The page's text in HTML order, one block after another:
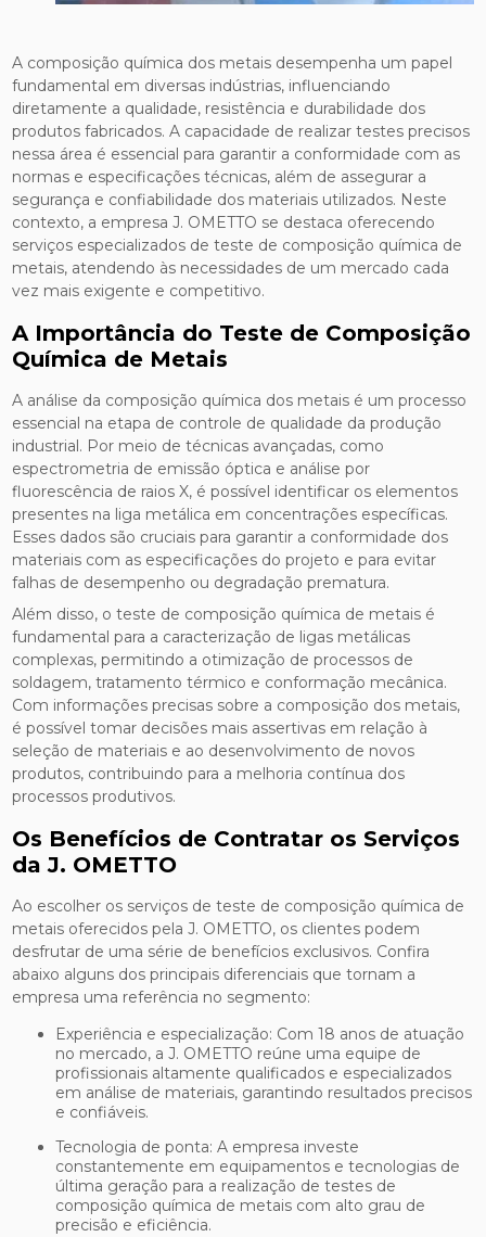
A composição química dos metais desempenha um papel
fundamental em diversas indústrias, influenciando
diretamente a qualidade, resistência e durabilidade dos
produtos fabricados. A capacidade de realizar testes precisos
nessa área é essencial para garantir a conformidade com as
normas e especificações técnicas, além de assegurar a
segurança e confiabilidade dos materiais utilizados. Neste
contexto, a empresa J. OMETTO se destaca oferecendo
serviços especializados de teste de composição química de
metais, atendendo às necessidades de um mercado cada
vez mais exigente e competitivo.
A Importância do Teste de Composição
Química de Metais
A análise da composição química dos metais é um processo
essencial na etapa de controle de qualidade da produção
industrial. Por meio de técnicas avançadas, como
espectrometria de emissão óptica e análise por
fluorescência de raios X, é possível identificar os elementos
presentes na liga metálica em concentrações específicas.
Esses dados são cruciais para garantir a conformidade dos
materiais com as especificações do projeto e para evitar
falhas de desempenho ou degradação prematura.
Além disso, o teste de composição química de metais é
fundamental para a caracterização de ligas metálicas
complexas, permitindo a otimização de processos de
soldagem, tratamento térmico e conformação mecânica.
Com informações precisas sobre a composição dos metais,
é possível tomar decisões mais assertivas em relação à
seleção de materiais e ao desenvolvimento de novos
produtos, contribuindo para a melhoria contínua dos
processos produtivos.
Os Benefícios de Contratar os Serviços
da J. OMETTO
Ao escolher os serviços de teste de composição química de
metais oferecidos pela J. OMETTO, os clientes podem
desfrutar de uma série de benefícios exclusivos. Confira
abaixo alguns dos principais diferenciais que tornam a
empresa uma referência no segmento:
Experiência e especialização: Com 18 anos de atuação
no mercado, a J. OMETTO reúne uma equipe de
profissionais altamente qualificados e especializados
em análise de materiais, garantindo resultados precisos
e confiáveis.
Tecnologia de ponta: A empresa investe
constantemente em equipamentos e tecnologias de
última geração para a realização de testes de
composição química de metais com alto grau de
precisão e eficiência.